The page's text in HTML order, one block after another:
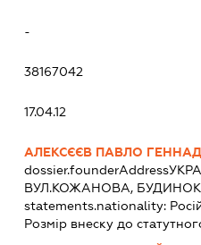
-
38167042
17.04.12
АЛЕКСЄЄВ ПАВЛО
dossier.founderAddress
ВУЛ.КОЖАНОВА, БУДИНОК
statements.nationality:
Розмір внеску до